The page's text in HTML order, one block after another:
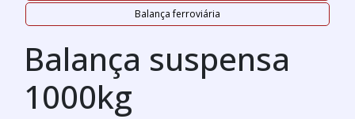
Balança ferroviária
Balança suspensa
1000kg